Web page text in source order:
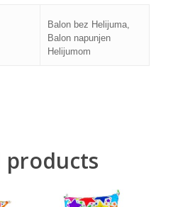
Balon bez Helijuma,
Balon napunjen
Helijumom
products